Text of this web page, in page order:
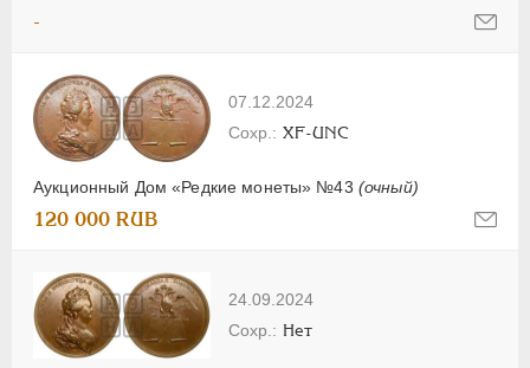
-
07.12.2024
Аукционный Дом «Редкие монеты» №43 (очный)
XF-UNC
120 000 RUB
24.09.2024
Нет